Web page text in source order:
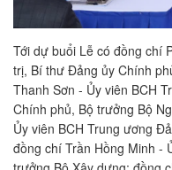
Tới dự buổi Lễ có đồng chí
trị, Bí thư Đảng ủy Chính
Thanh Sơn - Ủy viên BCH
Chính phủ, Bộ trưởng Bộ
Ủy viên BCH Trung ương
đồng chí Trần Hồng Minh -